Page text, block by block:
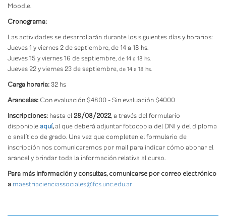
Moodle.
Cronograma:
Las actividades se desarrollarán durante los siguientes días y horarios:
Jueves 1 y viernes 2 de septiembre, de 14 a 18 hs.
Jueves 15 y viernes 16 de septiembre, de 14 a 18 hs.
Jueves 22 y viernes 23 de septiembre, de 14 a 18 hs.
Carga horaria: 32 hs
Aranceles: Con evaluación $4800 - Sin evaluación $4000
Inscripciones: hasta el 28/08/2022, a través del formulario
disponible aquí, al que deberá adjuntar fotocopia del DNI y del diploma
o analítico de grado. Una vez que completen el formulario de
inscripción nos comunicaremos por mail para indicar cómo abonar el
arancel y brindar toda la información relativa al curso.
Para más información y consultas, comunicarse por correo electrónico
a maestriacienciassociales@fcs.unc.edu.ar